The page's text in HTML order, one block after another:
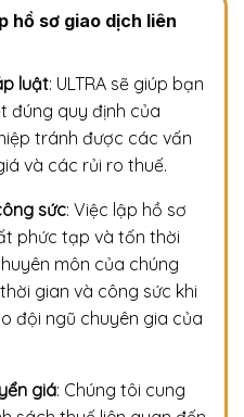
hồ sơ giao dịch liên
luật: ULTRA sẽ giúp bạn
đúng quy định của
tránh được các vấn
và các rủi ro thuế.
sức: Việc lập hồ sơ
phức tạp và tốn thời
môn của chúng
gian và công sức khi
đội ngũ chuyên gia của
giá: Chúng tôi cung